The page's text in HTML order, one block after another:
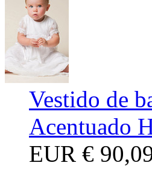
Vestido de
Acentuado
EUR €